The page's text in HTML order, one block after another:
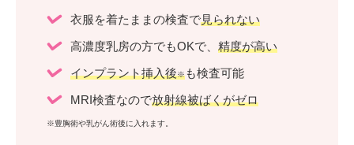
衣服を着たままの検査で見られない
高濃度乳房の方でもOKで、 精度が高い
インプラント挿入後※ も検査可能
MRI検査なので放射線被ばくがゼロ
※豊胸術や乳がん術後に入れます。